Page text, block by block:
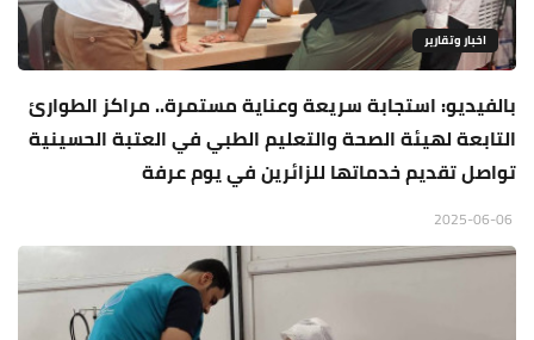
اخبار وتقارير
بالفيديو: استجابة سريعة وعناية مستمرة.. مراكز الطوارئ
التابعة لهيئة الصحة والتعليم الطبي في العتبة الحسينية
تواصل تقديم خدماتها للزائرين في يوم عرفة